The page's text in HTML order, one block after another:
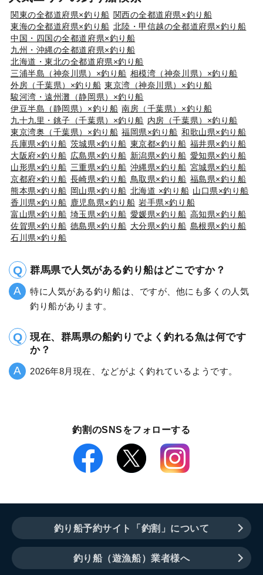
関東の全都道府県×釣り船 関西の全都道府県×釣り船
東海の全都道府県×釣り船 北陸・甲信越の全都道府県×釣り船
中国・四国の全都道府県×釣り船
九州・沖縄の全都道府県×釣り船
北海道・東北の全都道府県×釣り船
三浦半島（神奈川県）×釣り船 相模湾（神奈川県）×釣り船
外房（千葉県）×釣り船 東京湾（神奈川県）×釣り船
駿河湾・遠州灘（静岡県）×釣り船
伊豆半島（静岡県）×釣り船 南房（千葉県）×釣り船
九十九里・銚子（千葉県）×釣り船 内房（千葉県）×釣り船
東京湾奥（千葉県）×釣り船 福岡県×釣り船 和歌山県×釣り船
兵庫県×釣り船 茨城県×釣り船 東京都×釣り船 福井県×釣り船
大阪府×釣り船 広島県×釣り船 新潟県×釣り船 愛知県×釣り船
山形県×釣り船 三重県×釣り船 沖縄県×釣り船 宮城県×釣り船
京都府×釣り船 長崎県×釣り船 鳥取県×釣り船 福島県×釣り船
熊本県×釣り船 岡山県×釣り船 北海道 ×釣り船 山口県×釣り船
香川県×釣り船 鹿児島県×釣り船 岩手県×釣り船
富山県×釣り船 埼玉県×釣り船 愛媛県×釣り船 高知県×釣り船
佐賀県×釣り船 徳島県×釣り船 大分県×釣り船 島根県×釣り船
石川県×釣り船
群馬県で人気がある釣り船はどこですか？
特に人気がある釣り船は、ですが、他にも多くの人気
釣り船があります。
現在、群馬県の船釣りでよく釣れる魚は何です
か？
2026年8月現在、などがよく釣れているようです。
釣割のSNSをフォローする
釣り船予約サイト「釣割」について
釣り船（遊漁船）業者様へ